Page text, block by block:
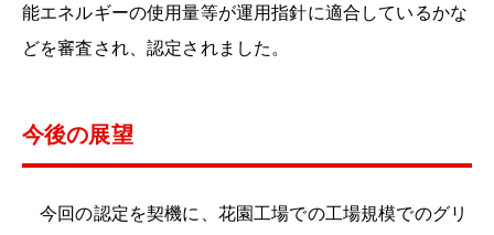
能エネルギーの使用量等が運用指針に適合しているかな
どを審査され、認定されました。
今後の展望
今回の認定を契機に、花園工場での工場規模でのグリ